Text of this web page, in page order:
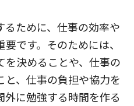
るために、仕事の効率や
です。そのためには、
決めることや、仕事の
、仕事の負担や協力を
に勉強する時間を作る